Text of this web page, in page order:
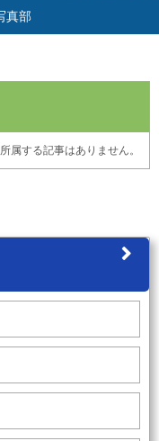
真部
属する記事はありません。